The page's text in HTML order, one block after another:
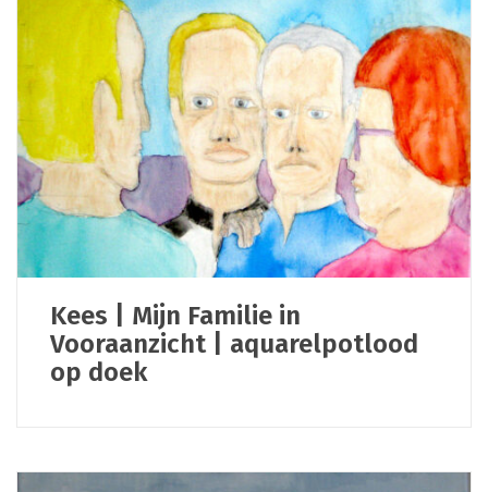
Kees | Mijn Familie in
Vooraanzicht | aquarelpotlood
op doek